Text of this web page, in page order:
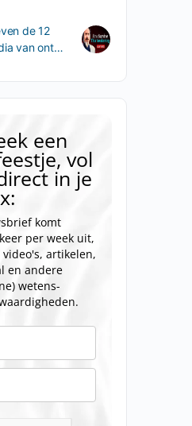
de 12
van ont…
een
vol
in je
komt
per week uit,
artikelen,
en andere
wetens-